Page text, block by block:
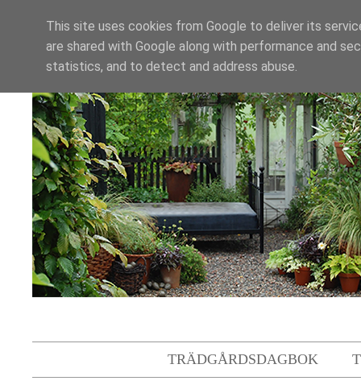
TRÄDGÅRDSDAGBOK
This site uses cookies from Google to deliver its
are shared with Google along with performance and
statistics, and to detect and address abuse.